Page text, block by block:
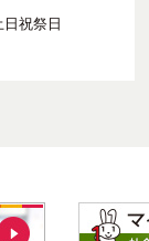
祝祭日